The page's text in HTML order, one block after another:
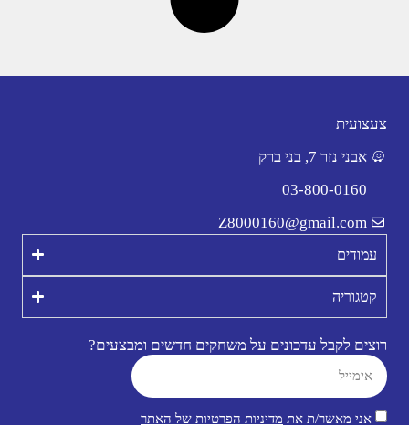
צעצועית
אבני נזר 7, בני ברק
03-800-0160
Z8000160@gmail.com
עמודים
קטגוריה
רוצים לקבל עדכונים על משחקים חדשים ומבצעים?
אני מאשר/ת את מדיניות הפרטיות של האתר